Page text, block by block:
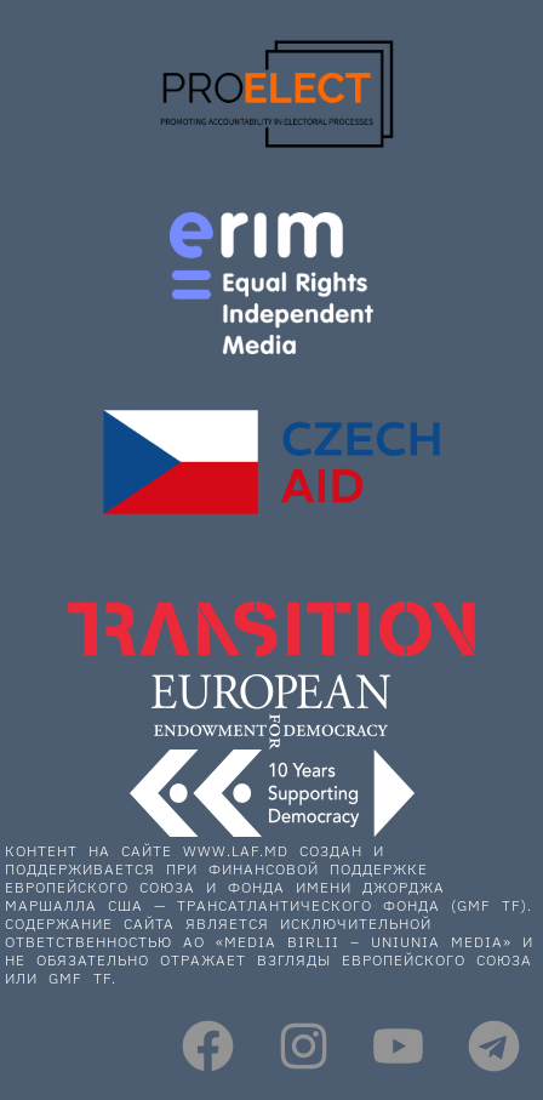
КОНТЕНТ НА САЙТЕ WWW.LAF.MD СОЗДАН И
ПОДДЕРЖИВАЕТСЯ ПРИ ФИНАНСОВОЙ ПОДДЕРЖКЕ
ЕВРОПЕЙСКОГО СОЮЗА И ФОНДА ИМЕНИ ДЖОРДЖА
МАРШАЛЛА США — ТРАНСАТЛАНТИЧЕСКОГО ФОНДА (GMF TF).
СОДЕРЖАНИЕ САЙТА ЯВЛЯЕТСЯ ИСКЛЮЧИТЕЛЬНОЙ
ОТВЕТСТВЕННОСТЬЮ АО «MEDIA BIRLII – UNIUNIA MEDIA» И
НЕ ОБЯЗАТЕЛЬНО ОТРАЖАЕТ ВЗГЛЯДЫ ЕВРОПЕЙСКОГО СОЮЗА
ИЛИ GMF TF.